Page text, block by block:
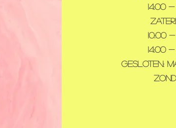
14:00 -
10:00 -
14:00 -
Gesloten: